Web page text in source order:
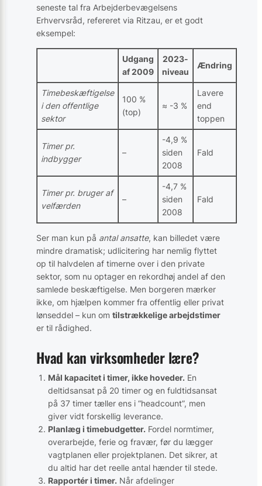
seneste tal fra Arbejderbevægelsens
Erhvervsråd, refereret via Ritzau, er et godt
eksempel:
Udgang
af 2009
2023-
niveau
Ændring
Timebeskæftigelse
i den offentlige
sektor
100 %
(top)
≈ -3 %
Lavere
end
toppen
Timer pr.
indbygger
–
-4,9 %
siden
2008
Fald
Timer pr. bruger af
velfærden
–
-4,7 %
siden
2008
Fald
Ser man kun på antal ansatte, kan billedet være
mindre dramatisk; udlicitering har nemlig flyttet
op til halvdelen af timerne over i den private
sektor, som nu optager en rekordhøj andel af den
samlede beskæftigelse. Men borgeren mærker
ikke, om hjælpen kommer fra offentlig eller privat
lønseddel – kun om tilstrækkelige arbejdstimer
er til rådighed.
Hvad kan virksomheder lære?
Mål kapacitet i timer, ikke hoveder. En
deltidsansat på 20 timer og en fuldtidsansat
på 37 timer tæller ens i “headcount”, men
giver vidt forskellig leverance.
Planlæg i timebudgetter. Fordel normtimer,
overarbejde, ferie og fravær, før du lægger
vagtplanen eller projektplanen. Det sikrer, at
du altid har det reelle antal hænder til stede.
Rapportér i timer. Når afdelinger